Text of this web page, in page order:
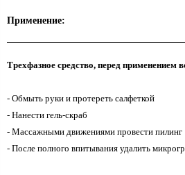
Применение:
Трехфазное средство, перед применением
- Обмыть руки и протереть салфеткой
- Нанести гель-скраб
- Массажными движениями провести пилинг
- После полного впитывания удалить